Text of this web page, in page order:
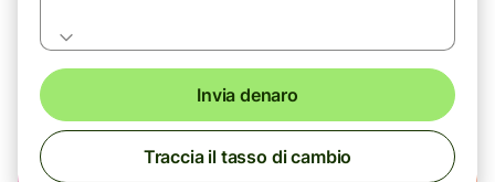
Invia denaro
Traccia il tasso di cambio